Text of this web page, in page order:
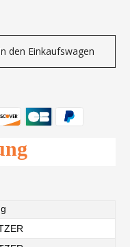
den Einkaufswagen